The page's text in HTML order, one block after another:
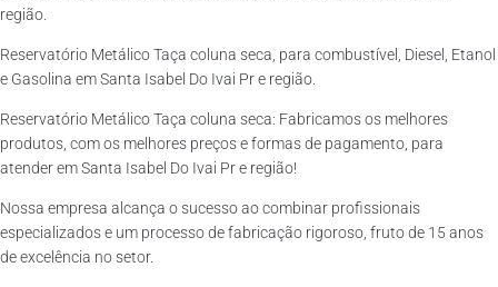
região.
Reservatório Metálico Taça coluna seca, para combustível, Diesel, Etanol
e Gasolina em Santa Isabel Do Ivai Pr e região.
Reservatório Metálico Taça coluna seca: Fabricamos os melhores
produtos, com os melhores preços e formas de pagamento, para
atender em Santa Isabel Do Ivai Pr e região!
Nossa empresa alcança o sucesso ao combinar profissionais
especializados e um processo de fabricação rigoroso, fruto de 15 anos
de excelência no setor.